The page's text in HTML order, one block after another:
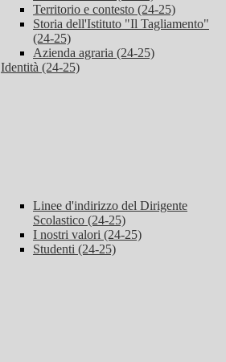
Territorio e contesto (24-25)
Storia dell'Istituto "Il Tagliamento"
(24-25)
Azienda agraria (24-25)
Identità (24-25)
Linee d'indirizzo del Dirigente
Scolastico (24-25)
I nostri valori (24-25)
Studenti (24-25)